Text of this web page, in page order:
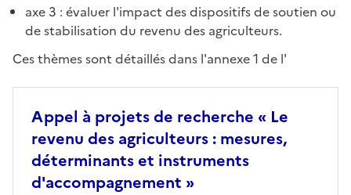
axe 3 : évaluer l'impact des dispositifs de soutien ou
de stabilisation du revenu des agriculteurs.
Ces thèmes sont détaillés dans l'annexe 1 de l'
Appel à projets de recherche « Le
revenu des agriculteurs : mesures,
déterminants et instruments
d'accompagnement »